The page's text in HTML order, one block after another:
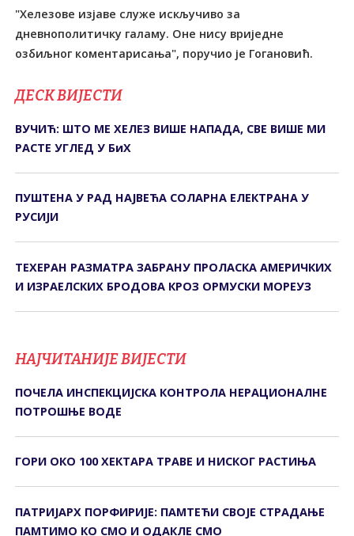
"Хелезове изјаве служе искључиво за
дневнополитичку галаму. Оне нису вриједне
озбиљног коментарисања", поручио је Гогановић.
ДЕСК ВИЈЕСТИ
ВУЧИЋ: ШТО МЕ ХЕЛЕЗ ВИШЕ НАПАДА, СВЕ ВИШЕ МИ
РАСТЕ УГЛЕД У БиХ
ПУШТЕНА У РАД НАЈВЕЋА СОЛАРНА ЕЛЕКТРАНА У
РУСИЈИ
ТЕХЕРАН РАЗМАТРА ЗАБРАНУ ПРОЛАСКА АМЕРИЧКИХ
И ИЗРАЕЛСКИХ БРОДОВА КРОЗ ОРМУСКИ МОРЕУЗ
НАЈЧИТАНИЈЕ ВИЈЕСТИ
ПОЧЕЛА ИНСПЕКЦИЈСКА КОНTРОЛА НЕРАЦИОНАЛНЕ
ПОTРОШЊЕ ВОДЕ
ГОРИ ОКО 100 ХЕКТАРА ТРАВЕ И НИСКОГ РАСТИЊА
ПАТРИЈАРХ ПОРФИРИЈЕ: ПАМТЕЋИ СВОЈЕ СТРАДАЊЕ
ПАМТИМО КО СМО И ОДАКЛЕ СМО